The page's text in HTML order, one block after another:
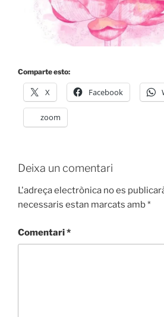
Comparte esto:
X Facebook
zoom
Deixa un comentari
L'adreça electrònica no es
necessaris estan marcats amb*
Comentari*